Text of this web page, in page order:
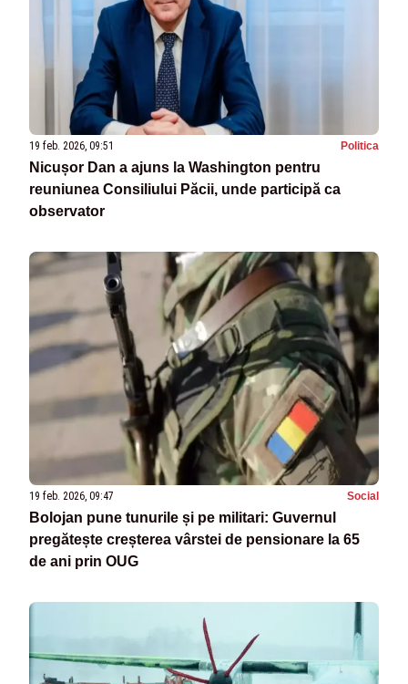
19 feb. 2026, 09:51 Politica
Nicușor Dan a ajuns la Washington pentru
reuniunea Consiliului Păcii, unde participă ca
observator
19 feb. 2026, 09:47 Social
Bolojan pune tunurile și pe militari: Guvernul
pregătește creșterea vârstei de pensionare la 65
de ani prin OUG